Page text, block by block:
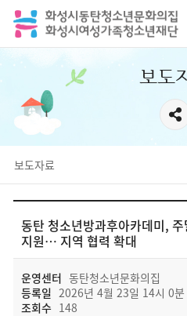
보도
보도자료
공지사항
고객의 소리
보도자료
사진자료
영상자료
자료실
CCTV운영방침
동탄 청소년방과후아카데미, 주
지원… 지역 협력 확대
운영센터 동탄청소년문화의집
등록일 2026년 4월 23일 14시 0분
조회수 148